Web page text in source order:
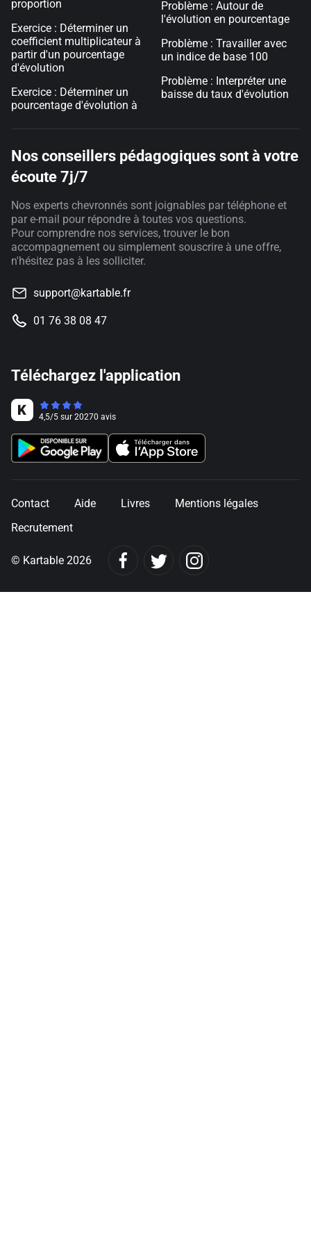
proportion
Exercice : Déterminer un
coefficient multiplicateur à
partir d'un pourcentage
d'évolution
Exercice : Déterminer un
pourcentage d'évolution à
Problème : Autour de
l'évolution en pourcentage
Problème : Travailler avec
un indice de base 100
Problème : Interpréter une
baisse du taux d'évolution
Nos conseillers pédagogiques sont à votre
écoute 7j/7
Nos experts chevronnés sont joignables par téléphone et
par e-mail pour répondre à toutes vos questions.
Pour comprendre nos services, trouver le bon
accompagnement ou simplement souscrire à une offre,
n'hésitez pas à les solliciter.
support@kartable.fr
01 76 38 08 47
Téléchargez l'application
4,5/5 sur 20270 avis
Contact Aide Livres
Mentions légales
Recrutement
© Kartable 2026